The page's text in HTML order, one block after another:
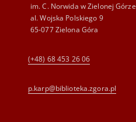
im. C. Norwida w Zielonej Górze
al. Wojska Polskiego 9
65-077 Zielona Góra
(+48) 68 453 26 06
p.karp@biblioteka.zgora.pl